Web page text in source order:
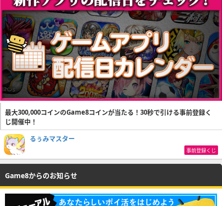
最大300,000コインのGame8コインが当たる！30秒で引ける事前登録く
じ開催中！
るぅみマスター
事前登録くじ
Game8からのお知らせ